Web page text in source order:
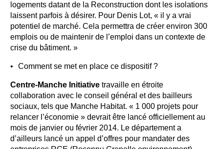
logements datant de la Reconstruction dont les isolations
laissent parfois à désirer. Pour Denis Lot, « il y a vrai
potentiel de marché. Cela permettra de créer environ 300
emplois ou de maintenir de l’emploi dans un contexte de
crise du bâtiment. »
Comment se met en place ce dispositif ?
Centre-Manche Initiative travaille en étroite
collaboration avec le conseil général et des bailleurs
sociaux, tels que Manche Habitat. « 1 000 projets pour
relancer l’économie » devrait être lancé officiellement au
mois de janvier ou février 2014. Le département a
d’ailleurs lancé un appel d’offres pour mandater des